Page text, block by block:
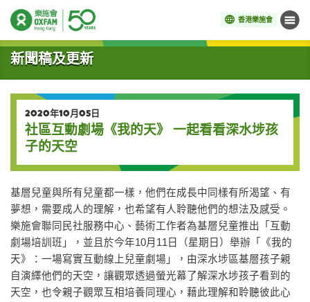
香港樂施會 目錄
開始主要內容
新聞稿及更新
2020年10月05日
社區互動劇場《我的天》 一起看看深水埗孩
子的天空
基層兒童與所有兒童都一樣，他們在成長中同樣有所渴望、有
夢想，需要成人的理解，也希望有人聆聽他們的想法及感受。
樂施會聯同民社服務中心、藝術工作者為基層兒童推出「互動
劇場培訓班」，並且於今年10月11日（星期日）舉辦「《我的
天》：一場寫實互動線上兒童劇場」，由深水埗區基層孩子親
自演繹他們的天空，讓觀眾透過螢光幕了解深水埗孩子看到的
天空，也令親子觀眾互相培養同理心，藉此理解和聆聽彼此心